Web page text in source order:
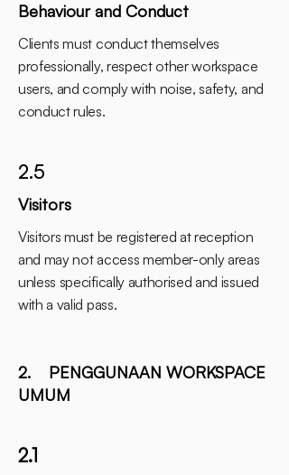
Behaviour and Conduct
Clients must conduct themselves
professionally, respect other workspace
users, and comply with noise, safety, and
conduct rules.
2.5
Visitors
Visitors must be registered at reception
and may not access member-only areas
unless specifically authorised and issued
with a valid pass.
2. PENGGUNAAN WORKSPACE
UMUM
2.1